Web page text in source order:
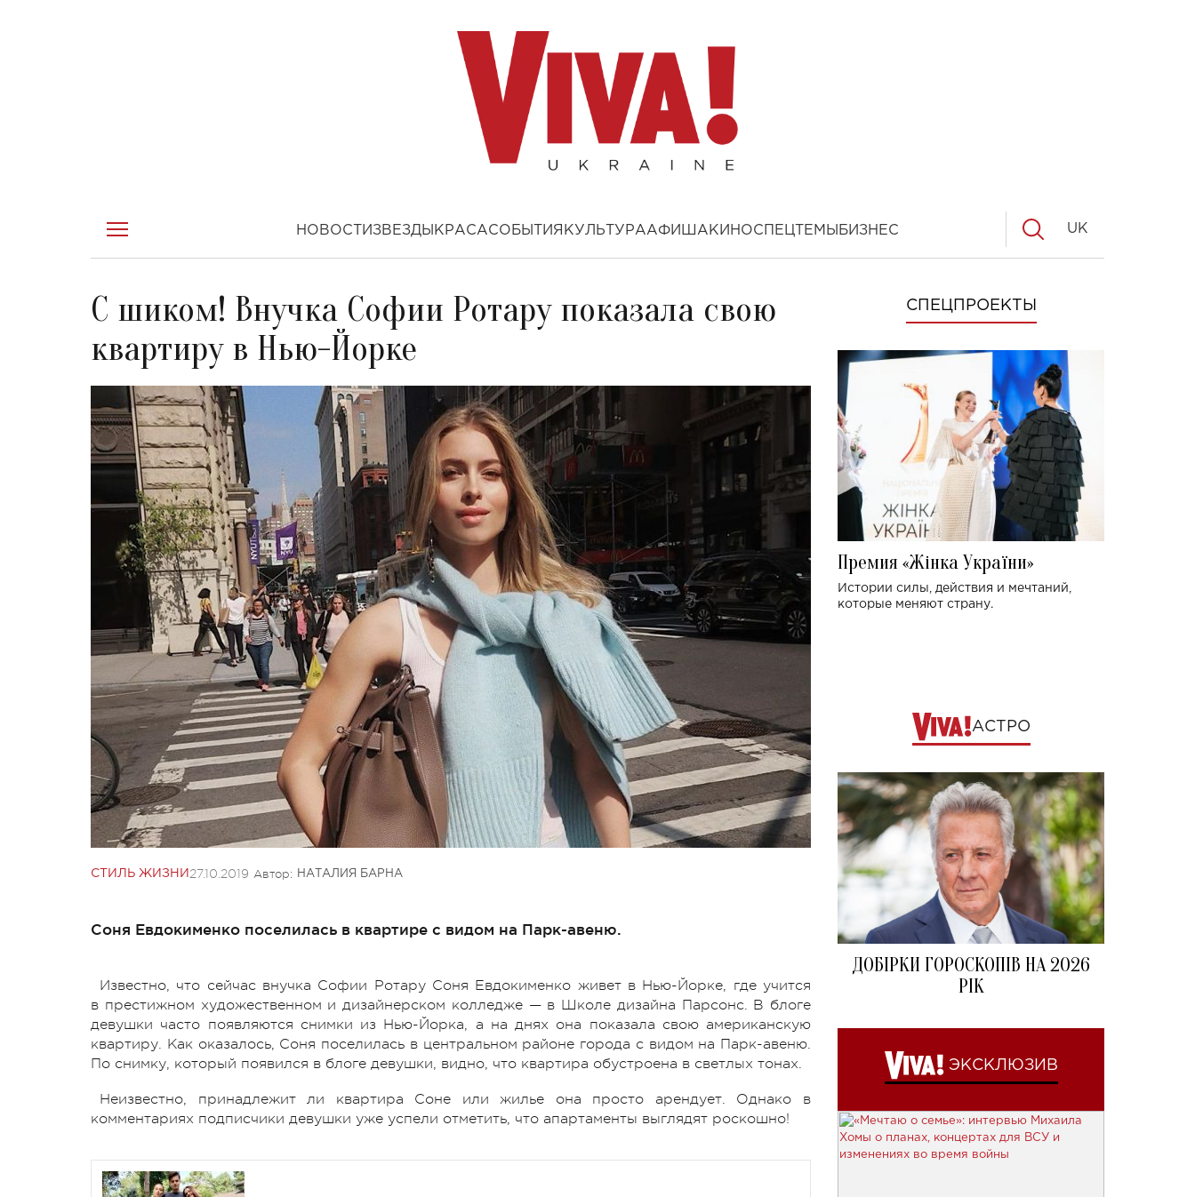
НОВОСТИ ЗВЕЗДЫ КРАСАСОБЫТИЯ КУЛЬТУРААФИША КИНОСПЕЦТЕМЫ БИЗНЕС UK
С шиком! Внучка Софии Ротару показала свою
квартиру в Нью-Йорке
СТИЛЬ ЖИЗНИ 27.10.2019 Автор: НАТАЛИЯ БАРНА
Соня Евдокименко поселилась в квартире с видом на Парк-авеню.
Известно, что сейчас внучка Софии Ротару Соня Евдокименко живет в Нью-Йорке, где учится
в престижном художественном и дизайнерском колледже — в Школе дизайна Парсонс. В блоге
девушки часто появляются снимки из Нью-Йорка, а на днях она показала свою американскую
квартиру. Как оказалось, Соня поселилась в центральном районе города с видом на Парк-авеню.
По снимку, который появился в блоге девушки, видно, что квартира обустроена в светлых тонах.
Неизвестно, принадлежит ли квартира Соне или жилье она просто арендует. Однако в
комментариях подписчики девушки уже успели отметить, что апартаменты выглядят роскошно!
СПЕЦПРОЕКТЫ
Премия «Жінка України»
Истории силы, действия и мечтаний,
которые меняют страну.
АСТРО
ДОБІРКИ ГОРОСКОПІВ НА 2026
РІК
ЭКСКЛЮЗИВ